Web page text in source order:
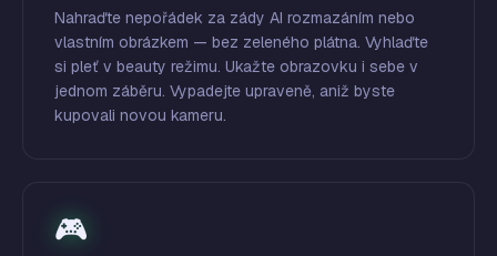
Nahraďte nepořádek za zády AI rozmazáním nebo
vlastním obrázkem — bez zeleného plátna. Vyhlaďte
si pleť v beauty režimu. Ukažte obrazovku i sebe v
jednom záběru. Vypadejte upraveně, aniž byste
kupovali novou kameru.
🎮